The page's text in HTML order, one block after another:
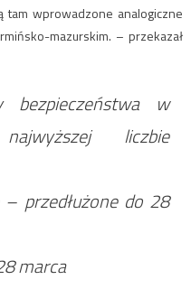
tam wprowadzone analogiczne
mazurskim. – przekazał
bezpieczeństwa w
liczbie
przedłużone do 28
marca